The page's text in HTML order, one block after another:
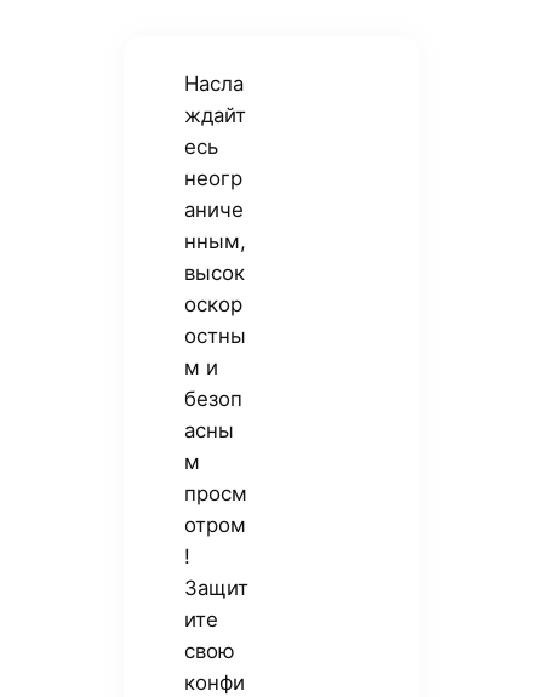
Насла
ждайт
есь
неогр
аниче
нным,
высок
оскор
остны
м и
безоп
асны
м
просм
отром
!
Защит
ите
свою
конфи